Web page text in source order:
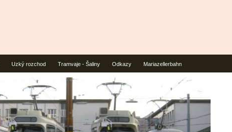
Uzký rozchod Tramvaje - Šaliny Odkazy Mariazellerbahn